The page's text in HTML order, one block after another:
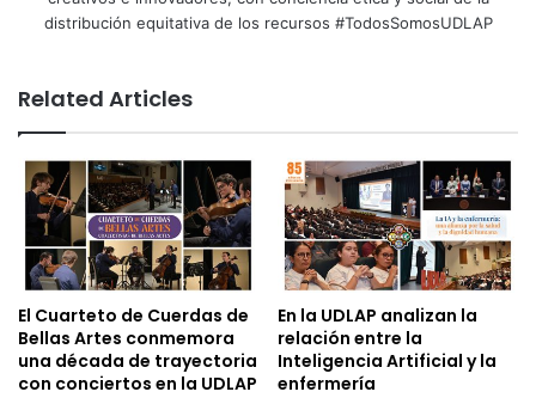
distribución equitativa de los recursos #TodosSomosUDLAP
Related Articles
El Cuarteto de Cuerdas de
Bellas Artes conmemora
una década de trayectoria
con conciertos en la UDLAP
En la UDLAP analizan la
relación entre la
Inteligencia Artificial y la
enfermería